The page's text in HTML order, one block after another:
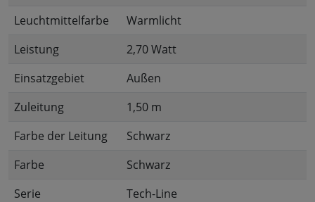
Leuchtmittelfarbe
Warmlicht
Leistung
2,70 Watt
Einsatzgebiet
Außen
Zuleitung
1,50 m
Farbe der Leitung
Schwarz
Farbe
Schwarz
Serie
Tech-Line